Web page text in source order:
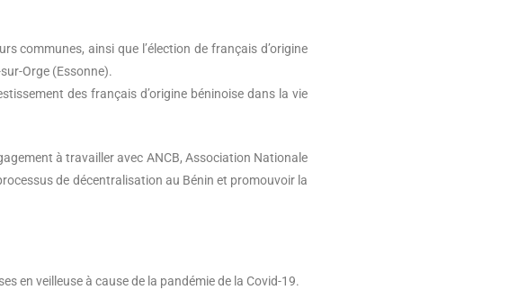
communes, ainsi que l’élection de français d’origine
Orge (Essonne).
des français d’origine béninoise dans la vie
à travailler avec ANCB, Association Nationale
de décentralisation au Bénin et promouvoir la
en veilleuse à cause de la pandémie de la Covid-19.